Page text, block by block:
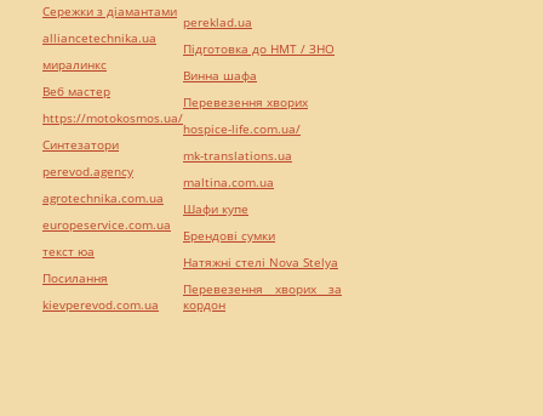
Сережки з діамантами
alliancetechnika.ua
миралинкс
Веб мастер
https://motokosmos.ua/
Синтезатори
perevod.agency
agrotechnika.com.ua
europeservice.com.ua
текст юа
Посилання
kievperevod.com.ua
pereklad.ua
Підготовка до НМТ / ЗНО
Винна шафа
Перевезення хворих
hospice-life.com.ua/
mk-translations.ua
maltina.com.ua
Шафи купе
Брендові сумки
Натяжні стелі Nova Stelya
Перевезення хворих за
кордон